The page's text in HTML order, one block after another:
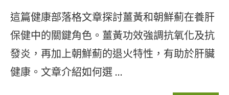
這篇健康部落格文章探討薑黃和朝鮮薊在養肝
保健中的關鍵角色。薑黃功效強調抗氧化及抗
發炎，再加上朝鮮薊的退火特性，有助於肝臟
健康。文章介紹如何選 …